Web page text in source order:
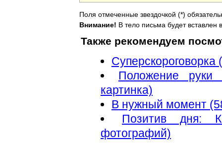
Поля отмеченные звездочкой (*)
Внимание! В тело письма будет
Также рекомендуем
Суперскороговорка
Положение
картинка)
В нужный момент
Позитив дня:
фотографий)